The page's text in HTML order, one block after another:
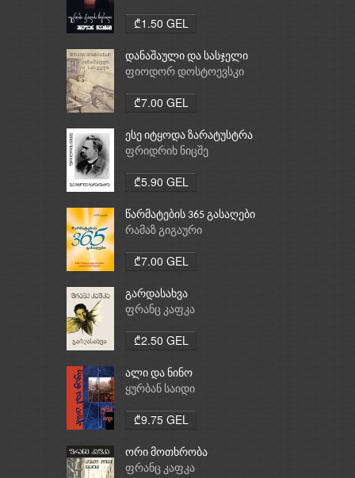
₾1.50 GEL
დანაშაული და სასჯელი
ფიოდორ დოსტოევსკი
₾7.00 GEL
ესე იტყოდა ზარატუსტრა
ფრიდრიხ ნიცშე
₾5.90 GEL
წარმატების 365 გასაღები
რამაზ გიგაური
₾7.00 GEL
გარდასახვა
ფრანც კაფკა
₾2.50 GEL
ალი და ნინო
ყურბან საიდი
₾9.75 GEL
ორი მოთხრობა
ფრანც კაფკა